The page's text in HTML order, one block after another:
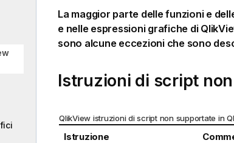
La maggior parte delle funzioni e
e nelle espressioni grafiche di
sono alcune eccezioni che sono
Istruzioni di script
QlikView istruzioni di script non supportate in
Istruzione